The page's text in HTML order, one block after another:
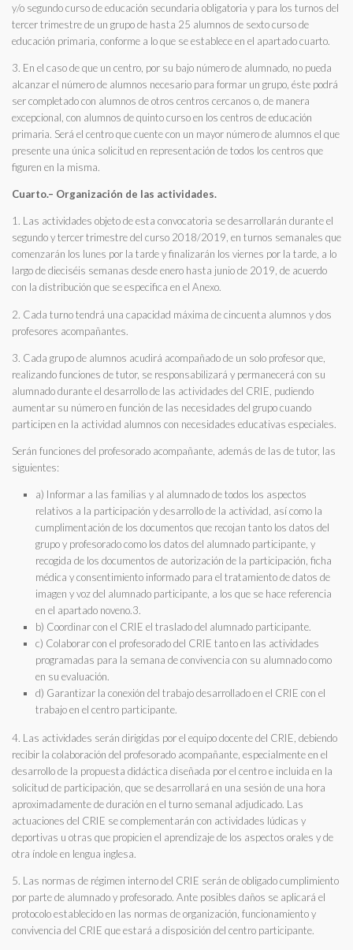
y/o segundo curso de educación secundaria obligatoria y para los turnos del
tercer trimestre de un grupo de hasta 25 alumnos de sexto curso de
educación primaria, conforme a lo que se establece en el apartado cuarto.
3. En el caso de que un centro, por su bajo número de alumnado, no pueda
alcanzar el número de alumnos necesario para formar un grupo, éste podrá
ser completado con alumnos de otros centros cercanos o, de manera
excepcional, con alumnos de quinto curso en los centros de educación
primaria. Será el centro que cuente con un mayor número de alumnos el que
presente una única solicitud en representación de todos los centros que
figuren en la misma.
Cuarto.– Organización de las actividades.
1. Las actividades objeto de esta convocatoria se desarrollarán durante el
segundo y tercer trimestre del curso 2018/2019, en turnos semanales que
comenzarán los lunes por la tarde y finalizarán los viernes por la tarde, a lo
largo de dieciséis semanas desde enero hasta junio de 2019, de acuerdo
con la distribución que se especifica en el Anexo.
2. Cada turno tendrá una capacidad máxima de cincuenta alumnos y dos
profesores acompañantes.
3. Cada grupo de alumnos acudirá acompañado de un solo profesor que,
realizando funciones de tutor, se responsabilizará y permanecerá con su
alumnado durante el desarrollo de las actividades del CRIE, pudiendo
aumentar su número en función de las necesidades del grupo cuando
participen en la actividad alumnos con necesidades educativas especiales.
Serán funciones del profesorado acompañante, además de las de tutor, las
siguientes:
a) Informar a las familias y al alumnado de todos los aspectos
relativos a la participación y desarrollo de la actividad, así como la
cumplimentación de los documentos que recojan tanto los datos del
grupo y profesorado como los datos del alumnado participante, y
recogida de los documentos de autorización de la participación, ficha
médica y consentimiento informado para el tratamiento de datos de
imagen y voz del alumnado participante, a los que se hace referencia
en el apartado noveno.3.
b) Coordinar con el CRIE el traslado del alumnado participante.
c) Colaborar con el profesorado del CRIE tanto en las actividades
programadas para la semana de convivencia con su alumnado como
en su evaluación.
d) Garantizar la conexión del trabajo desarrollado en el CRIE con el
trabajo en el centro participante.
4. Las actividades serán dirigidas por el equipo docente del CRIE, debiendo
recibir la colaboración del profesorado acompañante, especialmente en el
desarrollo de la propuesta didáctica diseñada por el centro e incluida en la
solicitud de participación, que se desarrollará en una sesión de una hora
aproximadamente de duración en el turno semanal adjudicado. Las
actuaciones del CRIE se complementarán con actividades lúdicas y
deportivas u otras que propicien el aprendizaje de los aspectos orales y de
otra índole en lengua inglesa.
5. Las normas de régimen interno del CRIE serán de obligado cumplimiento
por parte de alumnado y profesorado. Ante posibles daños se aplicará el
protocolo establecido en las normas de organización, funcionamiento y
convivencia del CRIE que estará a disposición del centro participante.